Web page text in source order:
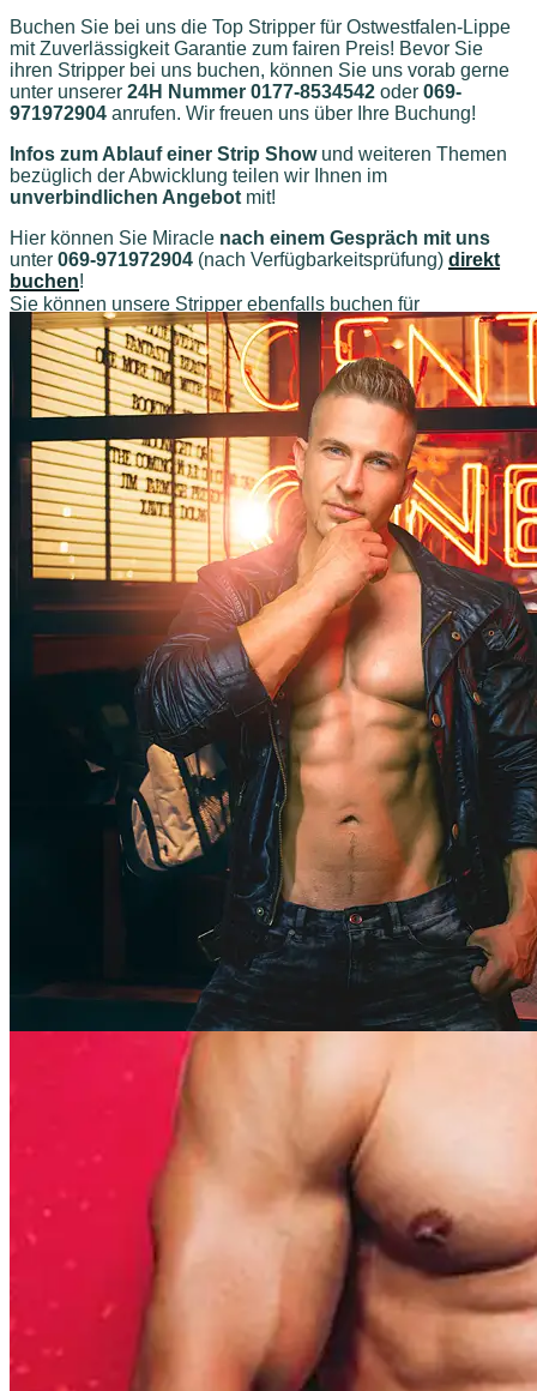
Buchen Sie bei uns die Top Stripper für Ostwestfalen-Lippe
mit Zuverlässigkeit Garantie zum fairen Preis! Bevor Sie
ihren Stripper bei uns buchen, können Sie uns vorab gerne
unter unserer 24H Nummer 0177-8534542 oder 069-
971972904 anrufen. Wir freuen uns über Ihre Buchung!
Infos zum Ablauf einer Strip Showund weiteren Themen
bezüglich der Abwicklung teilen wir Ihnen im
unverbindlichen Angebot mit!
Hier können Sie Miracle nach einem Gespräch mit uns
unter 069-971972904 (nach Verfügbarkeitsprüfung) direkt
buchen!
Sie können unsere Stripper ebenfalls buchen für
weitereEinsatz Städteim Umkreis vonOstwestfalen-
Lippe:
Vlotho
Rödinghausen
Lübbecke
Kirchlengern
Hiddenhausen
Herford
Halle-Westfalen
Enger
Bünde
Bad-Salzuflen
Detmold
Ibbenbüren
Minden
Paderborn
Stemwede
Steinhagen
Osnabrück
Viele weitere Städte in ganz Ostwestfalen-Lippe
Weitere Stripper für Ostwestfalen-Lippe…
striptease-ostwestfalen.de
Büro / Office 24H:
069-971972904 oder
Stripperinnen buchen für Ostwestfalen-Lippe und Umgebung…